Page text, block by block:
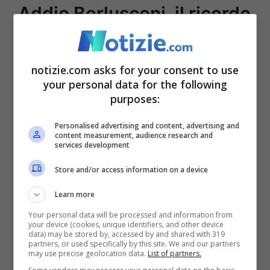
Addio Berlusconi, il ricordo
di Bersani: “Personalità
non riproducibile”
Per Bersani non ci sono dubbi: Berlusconi
era inimitabile. Difficile che qualcun altro
possa diventare come lui infuturo. Come
riportato in precedenza gli aveva
riconosciuto il dono dell’empatia. Queste
sono alcune delle sue parole a riguardo:
Insieme agli interessi che lui certamente
rappresentava c’è un elemento di mistero,
notizie.com asks for your consent to use
your personal data for the following
purposes:
Personalised advertising and content, advertising and
content measurement, audience research and
services development
Store and/or access information on a device
Learn more
Your personal data will be processed and information from
your device (cookies, unique identifiers, and other device
data) may be stored by, accessed by and shared with 319
partners, or used specifically by this site. We and our partners
may use precise geolocation data. List of partners.